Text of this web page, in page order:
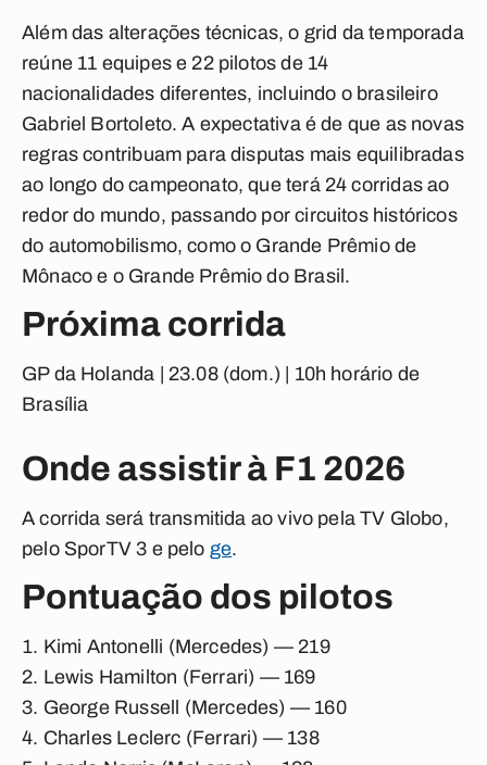
Além das alterações técnicas, o grid da temporada
reúne 11 equipes e 22 pilotos de 14
nacionalidades diferentes, incluindo o brasileiro
Gabriel Bortoleto. A expectativa é de que as novas
regras contribuam para disputas mais equilibradas
ao longo do campeonato, que terá 24 corridas ao
redor do mundo, passando por circuitos históricos
do automobilismo, como o Grande Prêmio de
Mônaco e o Grande Prêmio do Brasil.
Próxima corrida
GP da Holanda | 23.08 (dom.) | 10h horário de
Brasília
Onde assistir à F1 2026
A corrida será transmitida ao vivo pela TV Globo,
pelo SporTV 3 e pelo ge.
Pontuação dos pilotos
Kimi Antonelli (Mercedes) — 219
Lewis Hamilton (Ferrari) — 169
George Russell (Mercedes) — 160
Charles Leclerc (Ferrari) — 138